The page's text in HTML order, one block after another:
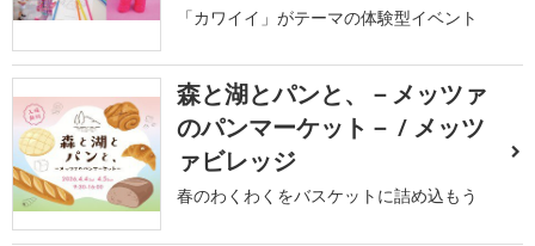
「カワイイ」がテーマの体験型イベント
森と湖とパンと、－メッツァ
のパンマーケット－ / メッツ
ァビレッジ
春のわくわくをバスケットに詰め込もう